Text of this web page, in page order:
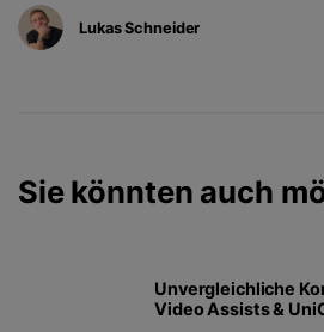
Lukas Schneider
Sie könnten auch
Unvergleichliche
Video Assists &